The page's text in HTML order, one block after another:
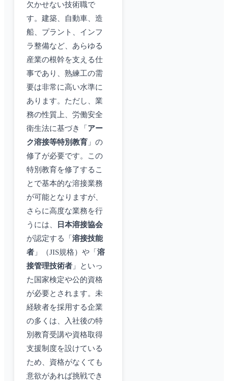
欠かせない技術職で
す。建築、自動車、造
船、プラント、インフ
ラ整備など、あらゆる
産業の根幹を支える仕
事であり、熟練工の需
要は非常に高い水準に
あります。ただし、業
務の性質上、労働安全
衛生法に基づき「 アー
ク溶接等特別教育 」の
修了が必要です。この
特別教育を修了するこ
とで基本的な溶接業務
が可能となりますが、
さらに高度な業務を行
うには、
日本溶接協会
が認定する「 溶接技能
者 」（JIS規格）や「 溶
接管理技術者 」といっ
た国家検定や公的資格
が必要とされます。未
経験者を採用する企業
の多くは、入社後の特
別教育受講や資格取得
支援制度を設けている
ため、資格がなくても
意欲があれば挑戦でき